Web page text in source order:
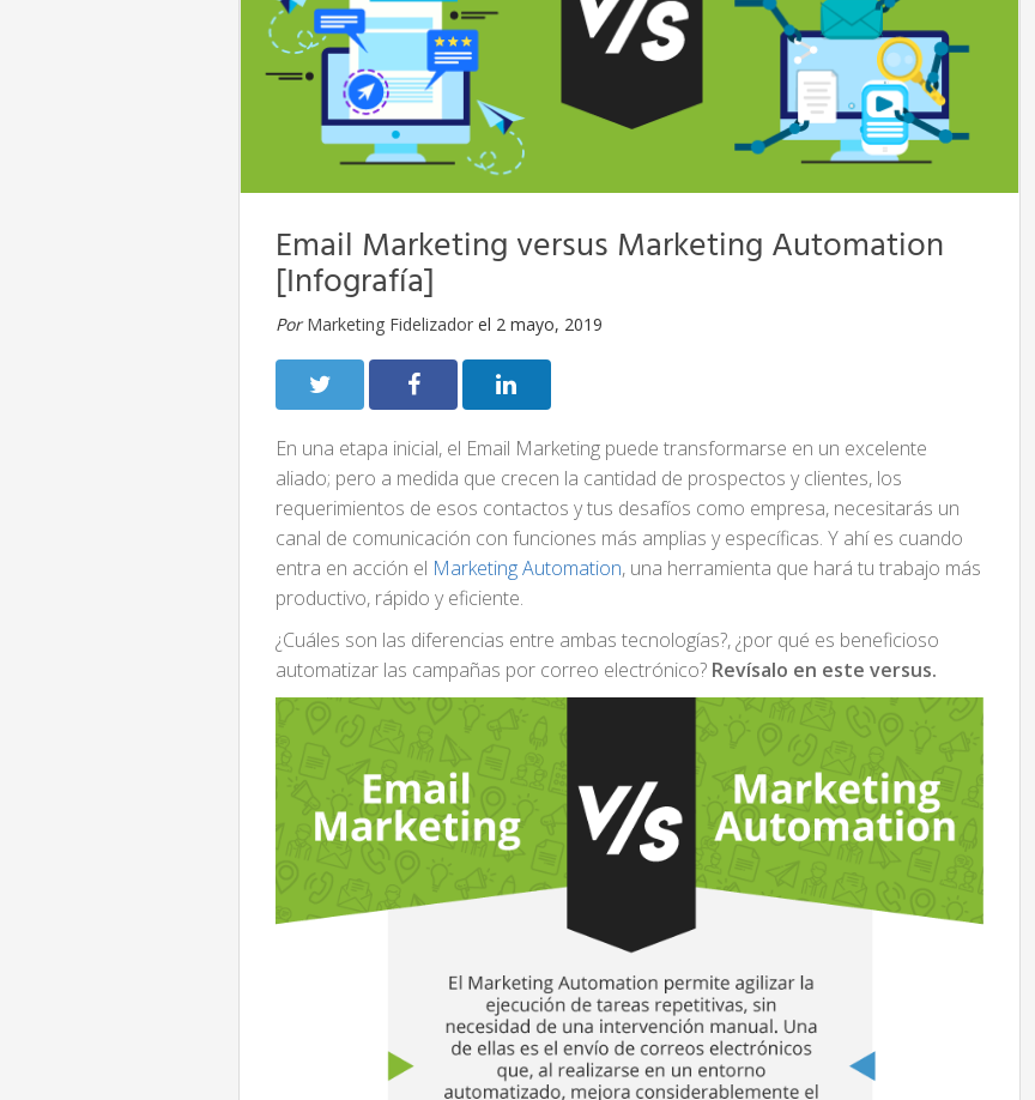
Email Marketing versus Marketing Automation
[Infografía]
Por Marketing Fidelizador el 2 mayo, 2019
En una etapa inicial, el Email Marketing puede transformarse en un excelente
aliado; pero a medida que crecen la cantidad de prospectos y clientes, los
requerimientos de esos contactos y tus desafíos como empresa, necesitarás un
canal de comunicación con funciones más amplias y específicas. Y ahí es cuando
entra en acción el Marketing Automation, una herramienta que hará tu trabajo más
productivo, rápido y eficiente.
¿Cuáles son las diferencias entre ambas tecnologías?, ¿por qué es beneficioso
automatizar las campañas por correo electrónico? Revísalo en este versus.